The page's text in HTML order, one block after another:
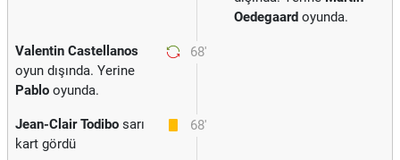
Oedegaard oyunda.
68'
Valentin Castellanos
oyun dışında. Yerine
Pablo oyunda.
68'
Jean-Clair Todibo sarı
kart gördü